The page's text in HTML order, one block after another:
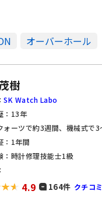
オーバーホール
樹
SK Watch Labo
：13年
ォーツで約3週間、機械式で3
：1年間
：時計修理技能士1級
4.9 164件 クチコ